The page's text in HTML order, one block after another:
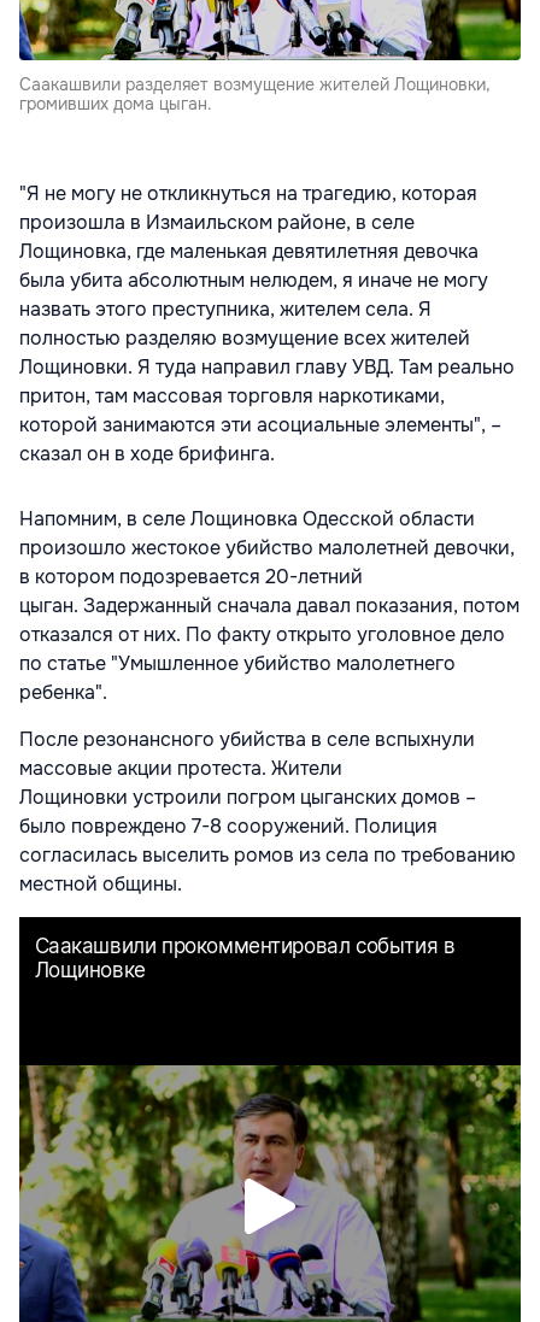
Саакашвили разделяет возмущение жителей Лощиновки,
громивших дома цыган.
"Я не могу не откликнуться на трагедию, которая
произошла в Измаильском районе, в селе
Лощиновка, где маленькая девятилетняя девочка
была убита абсолютным нелюдем, я иначе не могу
назвать этого преступника, жителем села. Я
полностью разделяю возмущение всех жителей
Лощиновки. Я туда направил главу УВД. Там реально
притон, там массовая торговля наркотиками,
которой занимаются эти асоциальные элементы", –
сказал он в ходе брифинга.
Напомним, в селе Лощиновка Одесской области
произошло жестокое убийство малолетней девочки,
в котором подозревается 20-летний
цыган. Задержанный сначала давал показания, потом
отказался от них. По факту открыто уголовное дело
по статье "Умышленное убийство малолетнего
ребенка".
После резонансного убийства в селе вспыхнули
массовые акции протеста. Жители
Лощиновки устроили погром цыганских домов –
было повреждено 7-8 сооружений. Полиция
согласилась выселить ромов из села по требованию
местной общины.